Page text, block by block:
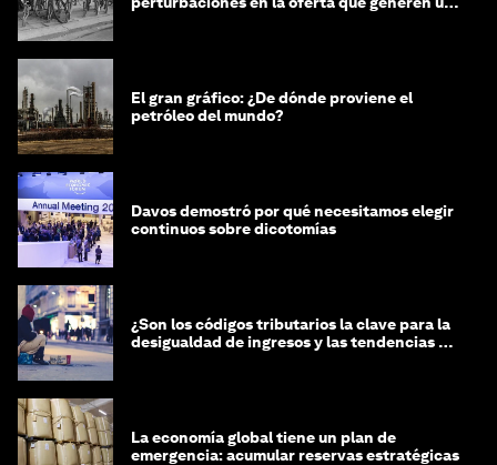
El gran gráfico: ¿De dónde proviene el
petróleo del mundo?
Davos demostró por qué necesitamos elegir
continuos sobre dicotomías
¿Son los códigos tributarios la clave para la
desigualdad de ingresos y las tendencias de
La economía global tiene un plan de
emergencia: acumular reservas estratégicas